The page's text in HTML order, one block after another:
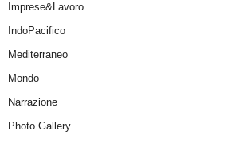
Imprese&Lavoro
IndoPacifico
Mediterraneo
Mondo
Narrazione
Photo Gallery